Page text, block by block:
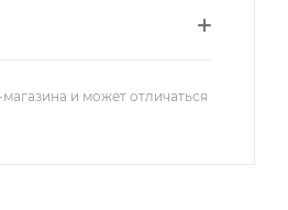
и может отличаться